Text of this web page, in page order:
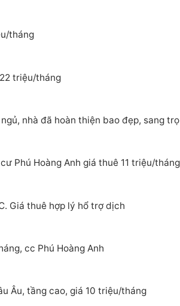
tháng
triệu/tháng
nhà đã hoàn thiện bao đẹp, sang
Phú Hoàng Anh giá thuê 11 triệu/tháng
Giá thuê hợp lý hổ trợ dịch
cc Phú Hoàng Anh
Âu, tầng cao, giá 10 triệu/tháng